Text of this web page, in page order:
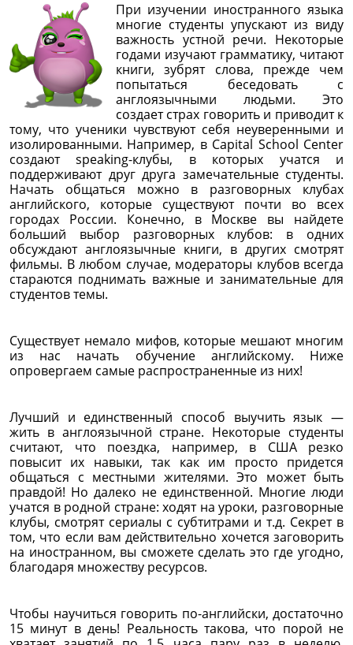
При изучении иностранного языка
многие студенты упускают из виду
важность устной речи. Некоторые
годами изучают грамматику, читают
книги, зубрят слова, прежде чем
попытаться беседовать с
англоязычными людьми. Это
создает страх говорить и приводит к
тому, что ученики чувствуют себя неуверенными и
изолированными. Например, в Capital School Center
создают speaking-клубы, в которых учатся и
поддерживают друг друга замечательные студенты.
Начать общаться можно в разговорных клубах
английского, которые существуют почти во всех
городах России. Конечно, в Москве вы найдете
больший выбор разговорных клубов: в одних
обсуждают англоязычные книги, в других смотрят
фильмы. В любом случае, модераторы клубов всегда
стараются поднимать важные и занимательные для
студентов темы.
Существует немало мифов, которые мешают многим
из нас начать обучение английскому. Ниже
опровергаем самые распространенные из них!
Лучший и единственный способ выучить язык —
жить в англоязычной стране. Некоторые студенты
считают, что поездка, например, в США резко
повысит их навыки, так как им просто придется
общаться с местными жителями. Это может быть
правдой! Но далеко не единственной. Многие люди
учатся в родной стране: ходят на уроки, разговорные
клубы, смотрят сериалы с субтитрами и т.д. Секрет в
том, что если вам действительно хочется заговорить
на иностранном, вы сможете сделать это где угодно,
благодаря множеству ресурсов.
Чтобы научиться говорить по-английски, достаточно
15 минут в день! Реальность такова, что порой не